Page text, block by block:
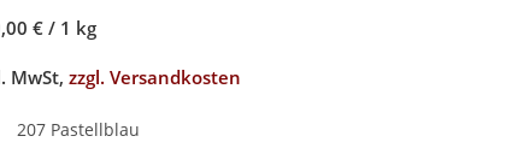
€/ 1 kg
MwSt,zzgl. Versandkosten
207 Pastellblau